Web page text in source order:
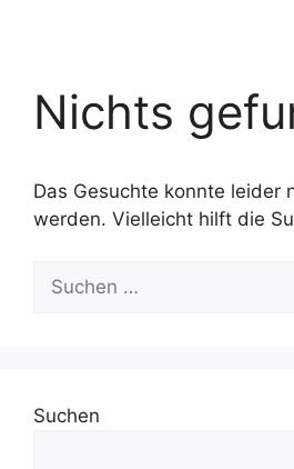
Nichts
Das Gesuchte konnte leider
werden. Vielleicht hilft die
Suchen
nach:
Suchen